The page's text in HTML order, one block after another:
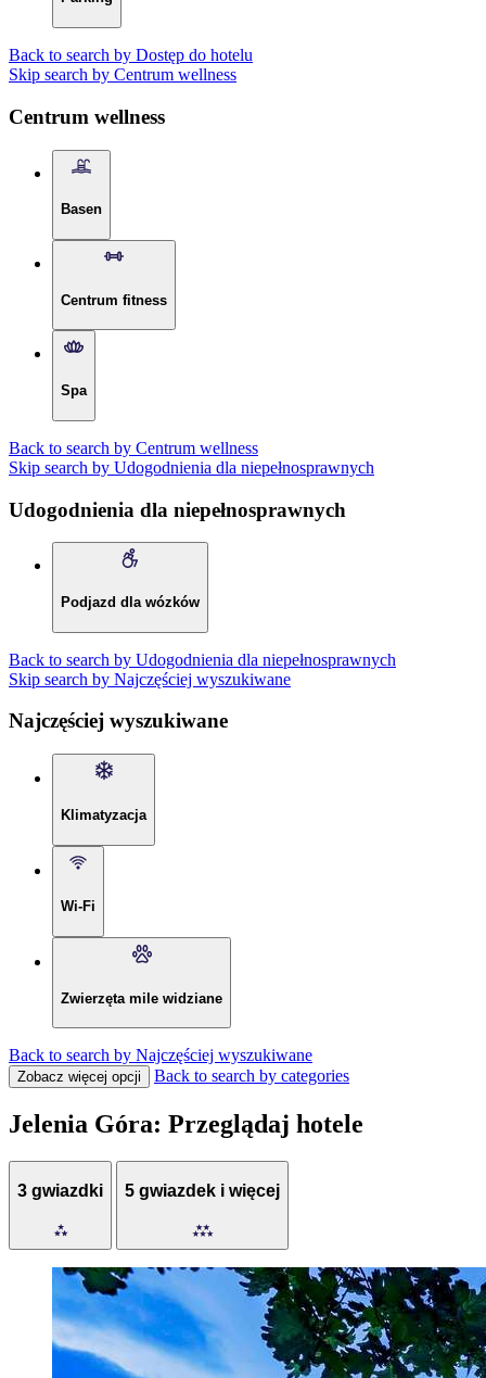
Back to search by Dostęp do hotelu
Skip search by Centrum wellness
Centrum wellness
Basen
Centrum fitness
Spa
Back to search by Centrum wellness
Skip search by Udogodnienia dla niepełnosprawnych
Udogodnienia dla niepełnosprawnych
Podjazd dla wózków
Back to search by Udogodnienia dla niepełnosprawnych
Skip search by Najczęściej wyszukiwane
Najczęściej wyszukiwane
Klimatyzacja
Wi-Fi
Zwierzęta mile widziane
Back to search by Najczęściej wyszukiwane
Zobacz więcej opcji Back to search by categories
Jelenia Góra: Przeglądaj hotele
3 gwiazdki 5 gwiazdek i więcej